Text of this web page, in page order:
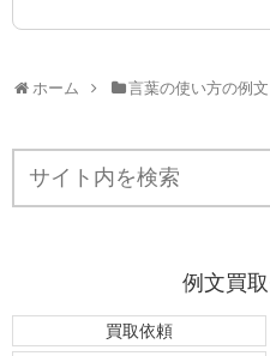
ホーム 言葉の使い方の例文
例文買
買取依頼